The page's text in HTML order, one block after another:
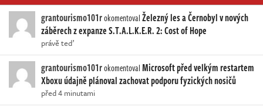
grantourismo101rokomentovalŽelezný les a Černobyl v nových
záběrech z expanze S.T.A.L.K.E.R. 2: Cost of Hope
právě teď
grantourismo101rokomentovalMicrosoft před velkým restartem
Xboxu údajně plánoval zachovat podporu fyzických nosičů
před 4 minutami